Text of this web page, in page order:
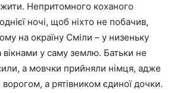
Непритомного коханого
ночі, щоб ніхто не побачив,
на окраїну Сміли – у низеньку
у саму землю. Батьки не
а мовчки прийняли німця, адже
а рятівником єдиної дочки.